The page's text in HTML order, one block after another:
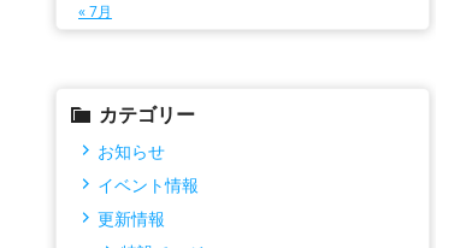
« 7月
カテゴリー
お知らせ
イベント情報
更新情報